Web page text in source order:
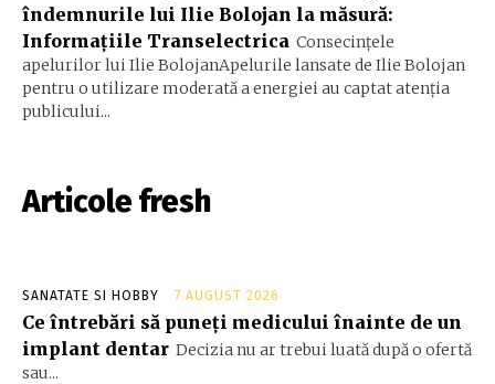
îndemnurile lui Ilie Bolojan la măsură:
Informațiile Transelectrica Consecințele
apelurilor lui Ilie BolojanApelurile lansate de Ilie Bolojan
pentru o utilizare moderată a energiei au captat atenția
publicului...
Articole fresh
SANATATE SI HOBBY 7 AUGUST 2026
Ce întrebări să puneți medicului înainte de un
implant dentar Decizia nu ar trebui luată după o ofertă
sau...